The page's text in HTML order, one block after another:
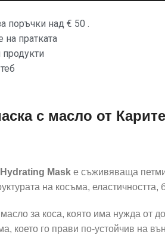
поръчки над € 50 .
на пратката
с масло от
Mask е съживяваща
на косъма,
за коса, която има нужда
което го прави по-устойчив на